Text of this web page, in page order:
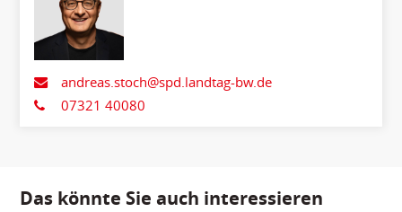
andreas.stoch@spd.landtag-bw.de
07321 40080
Das könnte Sie auch interessieren